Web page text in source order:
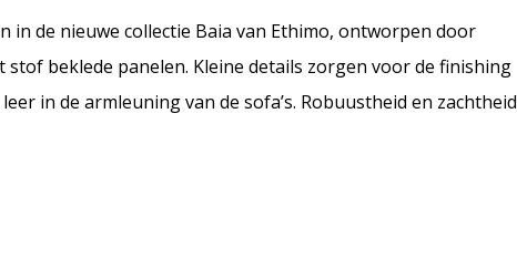
in de nieuwe collectie Baia van Ethimo, ontworpen door
beklede panelen. Kleine details zorgen voor de finishing
in de armleuning van de sofa’s. Robuustheid en zachtheid